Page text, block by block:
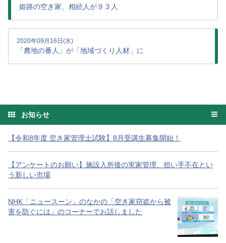
姫路の空き家、相続人が９３人
2020年09月16日(水)
「農地の番人」が「地域づくり人材」に
お知らせ
【令和8年度 空き家管理士試験】8月受講生募集開始！
【アンケートのお願い】施設入所後の実家管理、担い手不在とい
う新しい市場
NHK「ニュースーン」のなかの「空き家窃盗から被
害を防ぐには」のコーナーでお話しました